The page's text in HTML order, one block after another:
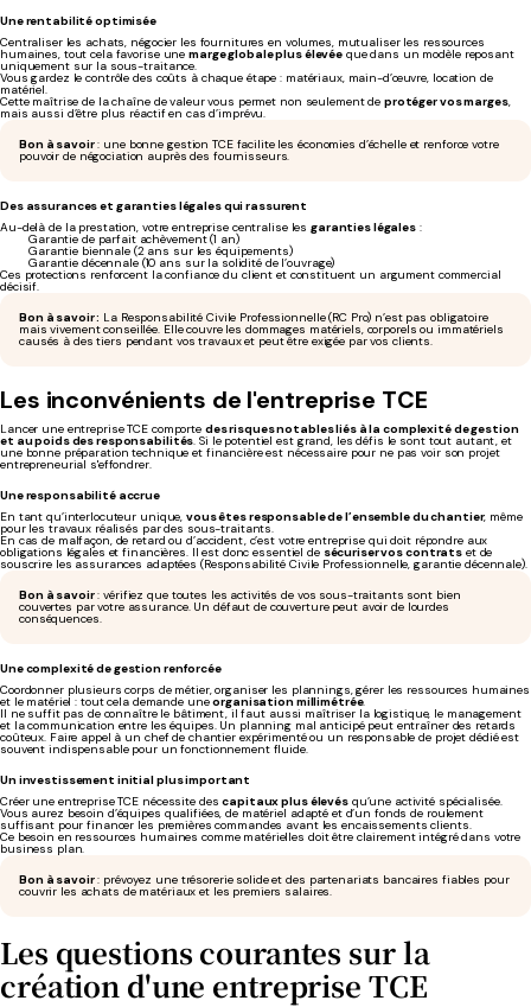
Une rentabilité optimisée
Centraliser les achats, négocier les fournitures en volumes, mutualiser les ressources
humaines, tout cela favorise unemarge globale plus élevée que dans un modèle reposant
uniquement sur la sous-traitance.
Vous gardez le contrôle des coûts à chaque étape : matériaux, main-d’œuvre, location de
matériel.
Cette maîtrise de la chaîne de valeur vous permet non seulement de protéger vos marges,
mais aussi d’être plus réactif en cas d’imprévu.
Bon à savoir: une bonne gestion TCE facilite les économies d’échelle et renforce votre
pouvoir de négociation auprès des fournisseurs.
Des assurances et garanties légales qui rassurent
Au-delà de la prestation, votre entreprise centralise lesgaranties légales :
Garantie de parfait achèvement (1 an)
Garantie biennale (2 ans sur les équipements)
Garantie décennale (10 ans sur la solidité de l’ouvrage)
Ces protections renforcent la confiance du client et constituent un argument commercial
décisif.
Bon à savoir : La Responsabilité Civile Professionnelle (RC Pro) n’est pas obligatoire
mais vivement conseillée. Elle couvre les dommages matériels, corporels ou immatériels
causés à des tiers pendant vos travaux et peut être exigée par vos clients.
Les inconvénients de l'entreprise TCE
Lancer une entreprise TCE comporte des risques notables liés à la complexité de gestion
et au poids des responsabilités. Si le potentiel est grand, les défis le sont tout autant, et
une bonne préparation technique et financière est nécessaire pour ne pas voir son projet
entrepreneurial s'effondrer.
Une responsabilité accrue
En tant qu’interlocuteur unique,vous êtes responsable de l’ensemble du chantier, même
pour les travaux réalisés par des sous-traitants.
En cas de malfaçon, de retard ou d’accident, c’est votre entreprise qui doit répondre aux
obligations légales et financières. Il est donc essentiel de sécuriser vos contrats et de
souscrire les assurances adaptées (Responsabilité Civile Professionnelle, garantie décennale).
Bon à savoir: vérifiez que toutes les activités de vos sous-traitants sont bien
couvertes par votre assurance. Un défaut de couverture peut avoir de lourdes
conséquences.
Une complexité de gestion renforcée
Coordonner plusieurs corps de métier, organiser les plannings, gérer les ressources humaines
et le matériel : tout cela demande uneorganisation millimétrée.
Il ne suffit pas de connaître le bâtiment, il faut aussi maîtriser la logistique, le management
et la communication entre les équipes. Un planning mal anticipé peut entraîner des retards
coûteux. Faire appel à un chef de chantier expérimenté ou un responsable de projet dédié est
souvent indispensable pour un fonctionnement fluide.
Un investissement initial plus important
Créer une entreprise TCE nécessite descapitaux plus élevésqu’une activité spécialisée.
Vous aurez besoin d’équipes qualifiées, de matériel adapté et d’un fonds de roulement
suffisant pour financer les premières commandes avant les encaissements clients.
Ce besoin en ressources humaines comme matérielles doit être clairement intégré dans votre
business plan.
Bon à savoir: prévoyez une trésorerie solide et des partenariats bancaires fiables pour
couvrir les achats de matériaux et les premiers salaires.
Les questions courantes sur la
création d'une entreprise TCE